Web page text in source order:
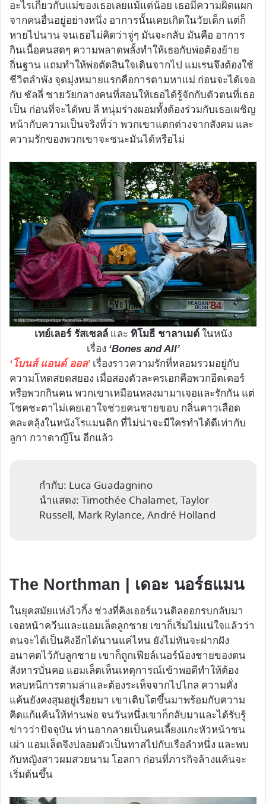
อะไรเกี่ยวกับแม่ของเธอเลยแม้แต่น้อย เธอมีความผิดแผก
จากคนอื่นอยู่อย่างหนึ่ง อาการนั้นเคยเกิดในวัยเด็ก แต่ก็
หายไปนาน จนเธอไม่คิดว่าจู่ๆ มันจะกลับ มันคือ อาการ
กินเนื้อคนสดๆ ความพลาดพลั้งทำให้เธอกับพ่อต้องย้าย
ถิ่นฐาน แถมทำให้พ่อตัดสินใจเดินจากไป แมเรนจึงต้องใช้
ชีวิตลำพัง จุดมุ่งหมายแรกคือการตามหาแม่ ก่อนจะได้เจอ
กับ ซัลลี่ ชายวัยกลางคนที่สอนให้เธอได้รู้จักกับตัวตนที่เธอ
เป็น ก่อนที่จะได้พบ ลี หนุ่มร่างผอมทั้งต้องร่วมกับเธอเผชิญ
หน้ากับความเป็นจริงที่ว่า พวกเขาแตกต่างจากสังคม และ
ความรักของพวกเขาจะชนะมันได้หรือไม่
เทย์เลอร์ รัสเซลล์และ ทิโมธี ชาลาเมต์ในหนัง
เรื่อง ‘Bones and All’
‘โบนส์ แอนด์ ออล’ เรื่องราวความรักที่หลอมรวมอยู่กับ
ความโหดสยดสยอง เมื่อสองตัวละครเอกคือพวกอีตเตอร์
หรือพวกกินคน พวกเขาเหมือนหลงมามาเจอและรักกัน แต่
โชคชะตาไม่เคยเอาใจช่วยคนชายขอบ กลิ่นคาวเลือด
คละคลุ้งในหนังโรแมนติก ที่ไม่น่าจะมีใครทำได้ดีเท่ากับ
ลูกา กวาดาญีโน อีกแล้ว
กำกับ: Luca Guadagnino
นำแสดง: Timothée Chalamet, Taylor
Russell, Mark Rylance, André Holland
The Northman | เดอะ นอร์ธแมน
ในยุคสมัยแห่งไวกิ้ง ช่วงที่คิงเออร์แวนดิลออกรบกลับมา
เจอหน้าควีนและแอมเล็ตลูกชาย เขาก็เริ่มไม่แน่ใจแล้วว่า
ตนจะได้เป็นคิงอีกได้นานแค่ไหน ยังไม่ทันจะฝากฝัง
อนาคตไว้กับลูกชาย เขาก็ถูกเฟียล์เนอร์น้องชายของตน
สังหารบั่นคอ แอมเล็ตเห็นเหตุการณ์เข้าพอดีทำให้ต้อง
หลบหนีการตามล่าและต้องระเห็จจากไปไกล ความคั่ง
แค้นยังคงสุมอยู่เรื่อยมา เขาเติบโตขึ้นมาพร้อมกับความ
คิดแก้แค้นให้ท่านพ่อ จนวันหนึ่งเขาก็กลับมาและได้รับรู้
ข่าวว่าปัจจุบัน ท่านอากลายเป็นคนเลี้ยงแกะหัวหน้าชน
เผ่า แอมเล็ตจึงปลอมตัวเป็นทาสไปกับเรือลำหนึ่ง และพบ
กับหญิงสาวผมสวยนาม โอลกา ก่อนที่ภารกิจล้างแค้นจะ
เริ่มต้นขึ้น